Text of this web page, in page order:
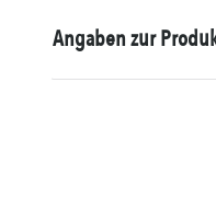
Angaben zur